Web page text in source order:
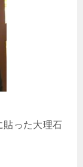
貼った大理石